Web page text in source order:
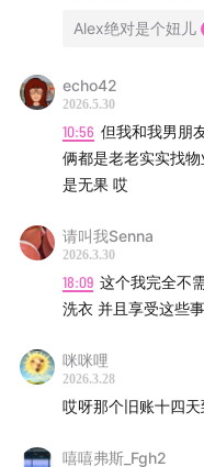
Alex绝对是个妞儿
echo42
2026.5.30
10:56 但我和我男朋
俩都是老老实实找
是无果 哎
请叫我Senna
2026.3.30
18:09 这个我完全不
洗衣 并且享受这些
咪咪哩
2026.3.28
哎呀那个旧账十四
嘻嘻弗斯_Fgh2